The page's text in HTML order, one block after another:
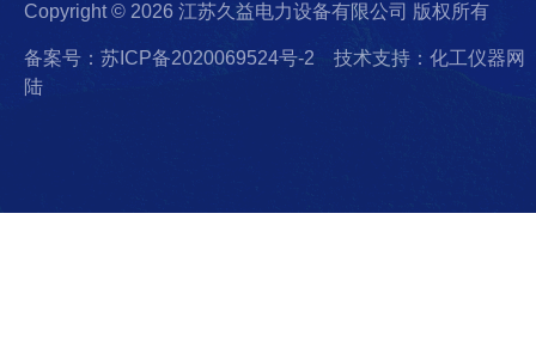
Copyright © 2026 江苏久益电力设备有限公司 版权所有
备案号：苏ICP备2020069524号-2
技术支持：化工仪器网
陆